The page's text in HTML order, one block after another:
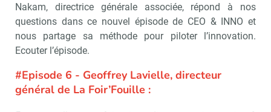
Nakam, directrice générale associée, répond à nos
questions dans ce nouvel épisode de CEO & INNO et
nous partage sa méthode pour piloter l’innovation.
Ecouter l’épisode.
#Episode 6 - Geoffrey Lavielle, directeur
général de La Foir’Fouille :